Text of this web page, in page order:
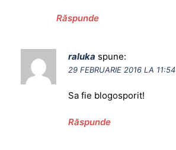
Răspunde
raluka spune:
29 FEBRUARIE 2016 LA 11:54
Sa fie blogosporit!
Răspunde